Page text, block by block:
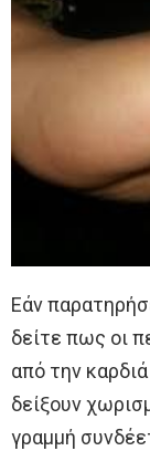
Εάν
δείτε πως οι
από την
δείξουν
γραμμή